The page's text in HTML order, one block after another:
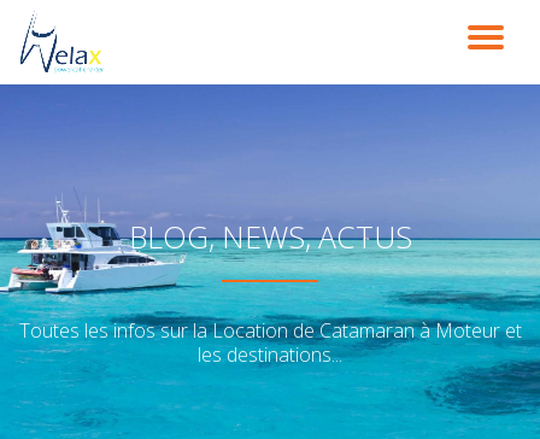
Aller
au
BLOG, NEWS, ACTUS
Toutes les infos sur la Location de Catamaran à Moteur et
les destinations...